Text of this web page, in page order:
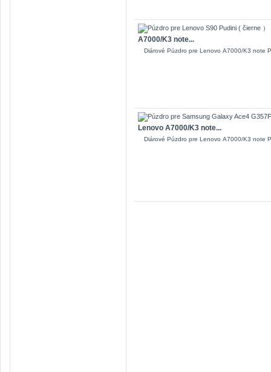
A7000/K3 note...
Diárové Púzdro pre Lenovo A7000/K3 note
Lenovo A7000/K3 note...
Diárové Púzdro pre Lenovo A7000/K3 note